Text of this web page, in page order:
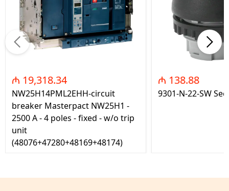
₼ 19,318.34
NW25H14PML2EHH-circuit
breaker Masterpact NW25H1 -
2500 A - 4 poles - fixed - w/o trip
unit
(48076+47280+48169+48174)
₼ 138.88
9301-N-22-SW